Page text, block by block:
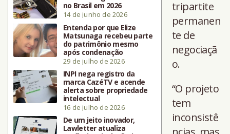
no Brasil em 2026
14 de junho de 2026
Entenda por que Elize
Matsunaga recebeu parte
do patrimônio mesmo
após condenação
29 de julho de 2026
INPI nega registro da
marca CazéTV e acende
alerta sobre propriedade
intelectual
16 de julho de 2026
De um jeito inovador,
Lawletter atualiza
tripartite
permanen
te de
negociaçã
o.
“O projeto
tem
inconsistê